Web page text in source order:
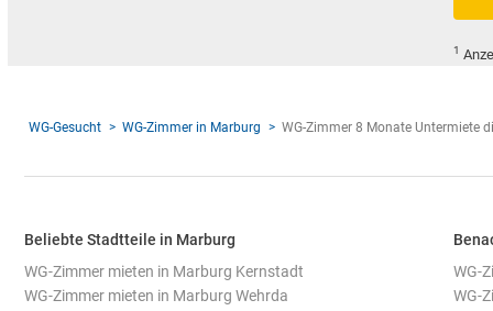
1
WG-Gesucht WG-Zimmer in Marburg WG-Zimmer 8 Monate Untermiete
Beliebte Stadtteile in Marburg
WG-Zimmer mieten in Marburg Kernstadt
WG-Zimmer mieten in Marburg Wehrda
WG-
WG-